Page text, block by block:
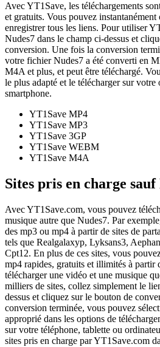
Avec YT1Save, les téléchargements
et gratuits. Vous pouvez
enregistrer tous les liens. Pour utiliser
Nudes7 dans le champ ci-dessus et
conversion. Une fois la conversion
votre fichier Nudes7 a été converti en
M4A et plus, et peut être téléchargé.
le plus adapté et le télécharger sur votre
smartphone.
YT1Save MP4
YT1Save MP3
YT1Save 3GP
YT1Save WEBM
YT1Save M4A
Sites pris en charge sauf
Avec YT1Save.com, vous pouvez
musique autre que Nudes7. Par
des mp3 ou mp4 à partir de sites de
tels que Realgalaxyp, Lyksans3,
Cpt12. En plus de ces sites, vous
mp4 rapides, gratuits et illimités à partir
télécharger une vidéo et une musique
milliers de sites, collez simplement le
dessus et cliquez sur le bouton de
conversion terminée, vous pouvez
approprié dans les options de
sur votre téléphone, tablette ou
sites pris en charge par YT1Save.com